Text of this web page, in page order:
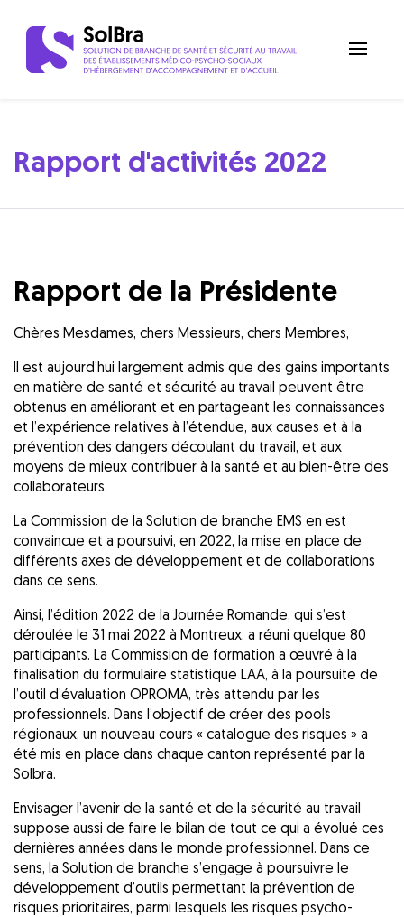
Rapport d'activités 2022
Rapport de la Présidente
Chères Mesdames, chers Messieurs, chers Membres,
Il est aujourd’hui largement admis que des gains importants
en matière de santé et sécurité au travail peuvent être
obtenus en améliorant et en partageant les connaissances
et l’expérience relatives à l’étendue, aux causes et à la
prévention des dangers découlant du travail, et aux
moyens de mieux contribuer à la santé et au bien-être des
collaborateurs.
La Commission de la Solution de branche EMS en est
convaincue et a poursuivi, en 2022, la mise en place de
différents axes de développement et de collaborations
dans ce sens.
Ainsi, l’édition 2022 de la Journée Romande, qui s’est
déroulée le 31 mai 2022 à Montreux, a réuni quelque 80
participants. La Commission de formation a œuvré à la
finalisation du formulaire statistique LAA, à la poursuite de
l’outil d’évaluation OPROMA, très attendu par les
professionnels. Dans l’objectif de créer des pools
régionaux, un nouveau cours « catalogue des risques » a
été mis en place dans chaque canton représenté par la
Solbra.
Envisager l’avenir de la santé et de la sécurité au travail
suppose aussi de faire le bilan de tout ce qui a évolué ces
dernières années dans le monde professionnel. Dans ce
sens, la Solution de branche s’engage à poursuivre le
développement d’outils permettant la prévention de
risques prioritaires, parmi lesquels les risques psycho-